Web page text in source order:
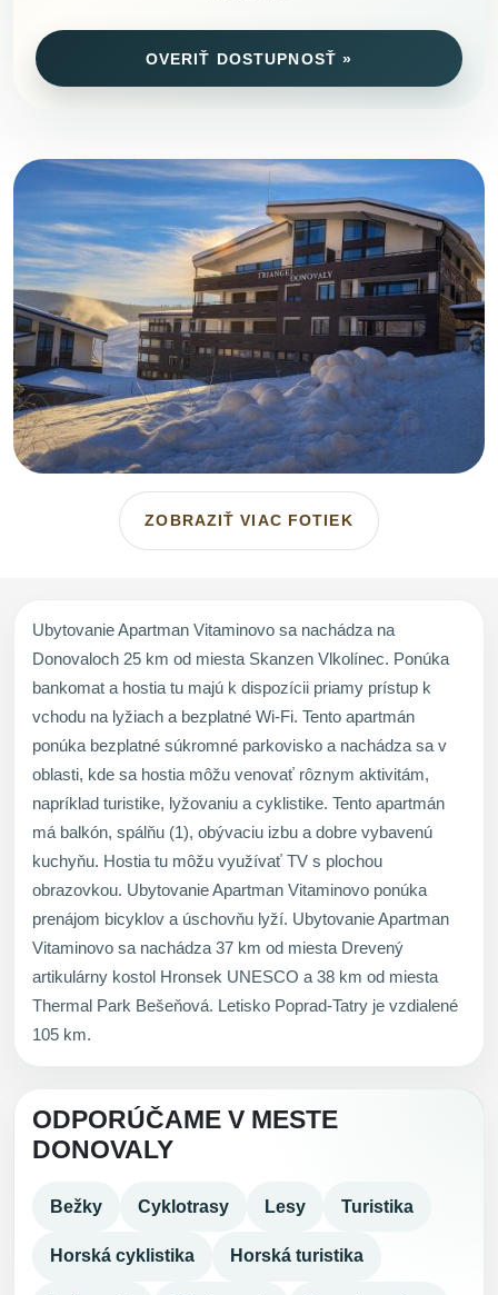
OVERIŤ DOSTUPNOSŤ »
ZOBRAZIŤ VIAC FOTIEK
Ubytovanie Apartman Vitaminovo sa nachádza na
Donovaloch 25 km od miesta Skanzen Vlkolínec. Ponúka
bankomat a hostia tu majú k dispozícii priamy prístup k
vchodu na lyžiach a bezplatné Wi-Fi. Tento apartmán
ponúka bezplatné súkromné parkovisko a nachádza sa v
oblasti, kde sa hostia môžu venovať rôznym aktivitám,
napríklad turistike, lyžovaniu a cyklistike. Tento apartmán
má balkón, spálňu (1), obývaciu izbu a dobre vybavenú
kuchyňu. Hostia tu môžu využívať TV s plochou
obrazovkou. Ubytovanie Apartman Vitaminovo ponúka
prenájom bicyklov a úschovňu lyží. Ubytovanie Apartman
Vitaminovo sa nachádza 37 km od miesta Drevený
artikulárny kostol Hronsek UNESCO a 38 km od miesta
Thermal Park Bešeňová. Letisko Poprad-Tatry je vzdialené
105 km.
ODPORÚČAME V MESTE
DONOVALY
Bežky Cyklotrasy Lesy Turistika
Horská cyklistika Horská turistika